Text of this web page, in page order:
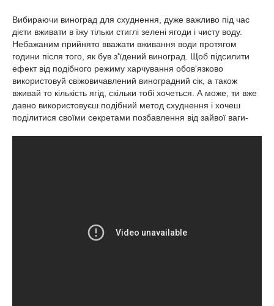
Вибираючи виноград для схуднення, дуже важливо під час
дієти вживати в їжу тільки стиглі зелені ягоди і чисту воду.
Небажаним прийнято вважати вживання води протягом
години після того, як був з'їдений виноград. Щоб підсилити
ефект від подібного режиму харчування обов'язково
використовуй свіжовичавлений виноградний сік, а також
вживай то кількість ягід, скільки тобі хочеться. А може, ти вже
давно використовуєш подібний метод схуднення і хочеш
поділитися своїми секретами позбавлення від зайвої ваги-